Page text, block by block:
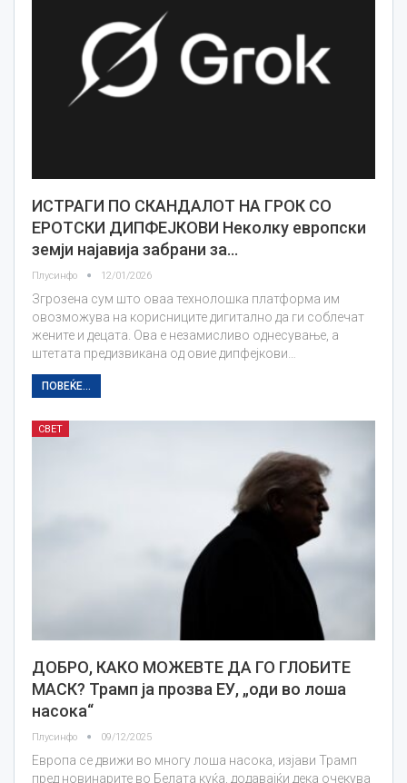
ИСТРАГИ ПО СКАНДАЛОТ НА ГРОК СО
ЕРОТСКИ ДИПФЕЈКОВИ Неколку европски
земји најавија забрани за…
Плусинфо 12/01/2026
Згрозена сум што оваа технолошка платформа им
овозможува на корисниците дигитално да ги соблечат
жените и децата. Ова е незамисливо однесување, а
штетата предизвикана од овие дипфејкови…
ПОВЕЌЕ...
СВЕТ
ДОБРО, КАКО МОЖЕВТЕ ДА ГО ГЛОБИТЕ
МАСК? Трамп ја прозва ЕУ, „оди во лоша
насока“
Плусинфо 09/12/2025
Европа се движи во многу лоша насока, изјави Трамп
пред новинарите во Белата куќа, додавајќи дека очекува